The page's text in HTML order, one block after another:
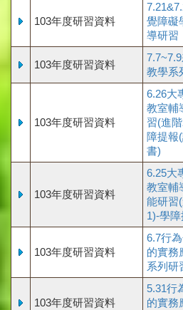
103年度研習資料
覺障礙
導研習
103年度研習資料
教學系
103年度研習資料
6.26大
教室輔
習(進
障提報
書)
103年度研習資料
6.25大
教室輔
能研習
1)-學障
103年度研習資料
6.7行
的實務
系列研
103年度研習資料
5.31行
的實務